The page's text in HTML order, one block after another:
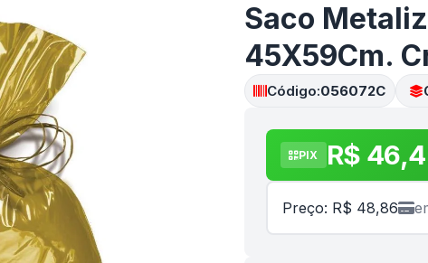
Saco
45X59Cm.
Código:056072C
PIX R$
Preço: R$ 48,86